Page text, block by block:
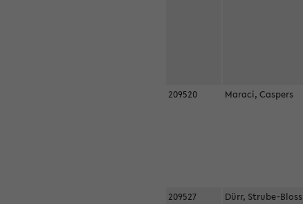
209520 Maraci, Caspers
209527 Dürr, Strube-Bloss